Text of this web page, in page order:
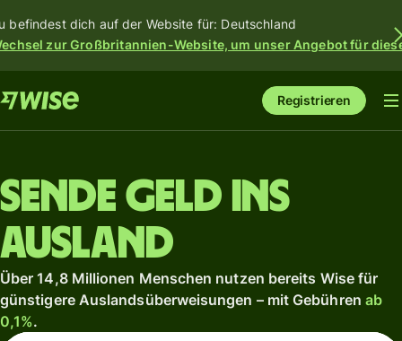
befindest dich auf der Website für: Deutschland
zur Großbritannien-Website, um unser Angebot für
Registrieren
Sende Geld ins
Ausland
Über 14,8 Millionen Menschen nutzen bereits Wise für
günstigere Auslandsüberweisungen – mit Gebühren ab
0,1%.